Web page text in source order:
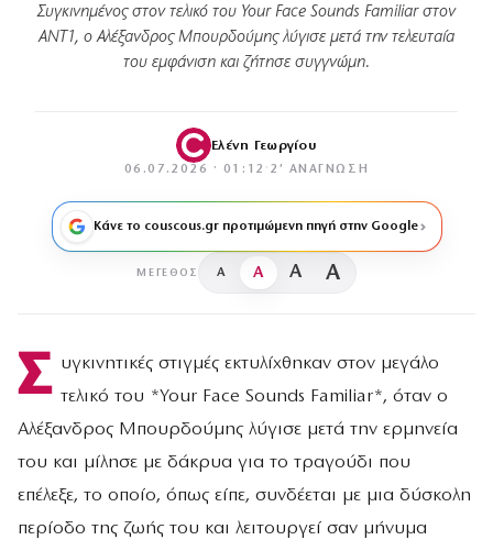
Συγκινημένος στον τελικό του Your Face Sounds Familiar στον
ΑΝΤ1, ο Αλέξανδρος Μπουρδούμης λύγισε μετά την τελευταία
του εμφάνιση και ζήτησε συγγνώμη.
Ελένη Γεωργίου
06.07.2026 · 01:12 · 2′ ΑΝΆΓΝΩΣΗ
Κάνε το couscous.gr προτιμώμενη πηγή στην Google
ΜΈΓΕΘΟΣ A A A A
Σ υγκινητικές στιγμές εκτυλίχθηκαν στον μεγάλο
τελικό του *Your Face Sounds Familiar*, όταν ο
Αλέξανδρος Μπουρδούμης λύγισε μετά την ερμηνεία
του και μίλησε με δάκρυα για το τραγούδι που
επέλεξε, το οποίο, όπως είπε, συνδέεται με μια δύσκολη
περίοδο της ζωής του και λειτουργεί σαν μήνυμα